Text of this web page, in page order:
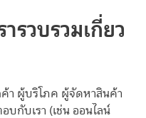
รวบรวมเกี่ยว
า ผู้บริโภค ผู้จัดหาสินค้า
กับเรา (เช่น ออนไลน์